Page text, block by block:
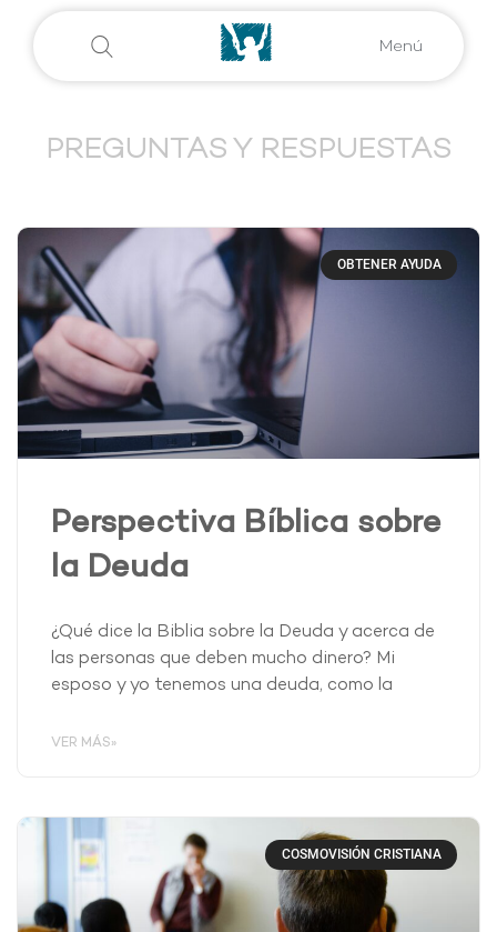
Menú
PREGUNTAS Y RESPUESTAS
OBTENER AYUDA
Perspectiva Bíblica sobre
la Deuda
¿Qué dice la Biblia sobre la Deuda y acerca de
las personas que deben mucho dinero? Mi
esposo y yo tenemos una deuda, como la
VER MÁS»
COSMOVISIÓN CRISTIANA